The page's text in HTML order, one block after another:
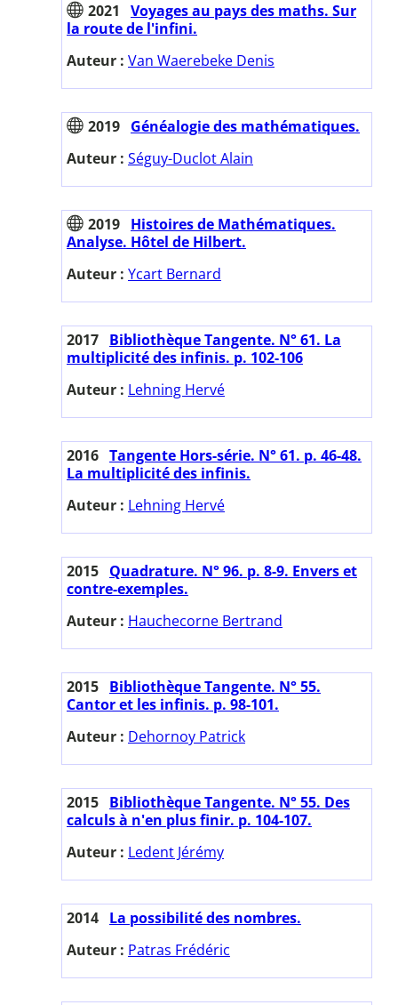
2021
Voyages au pays des maths. Sur
la route de l'infini.
Auteur : Van Waerebeke Denis
2019 Généalogie des mathématiques.
Auteur : Séguy-Duclot Alain
2019 Histoires de Mathématiques.
Analyse. Hôtel de Hilbert.
Auteur : Ycart Bernard
2017 Bibliothèque Tangente. N° 61. La
multiplicité des infinis. p. 102-106
Auteur : Lehning Hervé
2016 Tangente Hors-série. N° 61. p. 46-48.
La multiplicité des infinis.
Auteur : Lehning Hervé
2015 Quadrature. N° 96. p. 8-9. Envers et
contre-exemples.
Auteur : Hauchecorne Bertrand
2015 Bibliothèque Tangente. N° 55.
Cantor et les infinis. p. 98-101.
Auteur : Dehornoy Patrick
2015 Bibliothèque Tangente. N° 55. Des
calculs à n'en plus finir. p. 104-107.
Auteur : Ledent Jérémy
2014 La possibilité des nombres.
Auteur : Patras Frédéric